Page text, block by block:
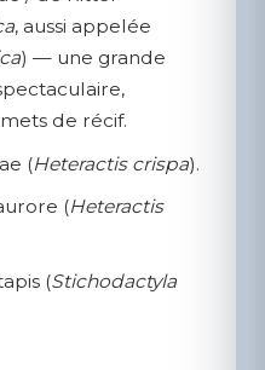
, aussi appelée
) — une grande
de récif.
(Heteractis crispa).
(Heteractis
(Stichodactyla